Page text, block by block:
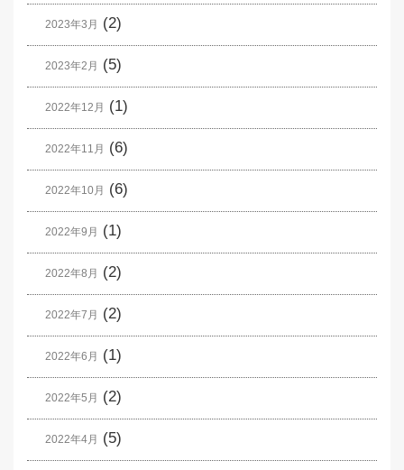
2023年3月 (2)
2023年2月 (5)
2022年12月 (1)
2022年11月 (6)
2022年10月 (6)
2022年9月 (1)
2022年8月 (2)
2022年7月 (2)
2022年6月 (1)
2022年5月 (2)
2022年4月 (5)